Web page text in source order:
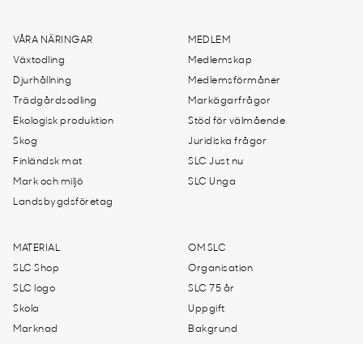
VÅRA NÄRINGAR
Växtodling
Djurhållning
Trädgårdsodling
Ekologisk produktion
Skog
Finländsk mat
Mark och miljö
Landsbygdsföretag
MEDLEM
Medlemskap
Medlemsförmåner
Markägarfrågor
Stöd för välmående
Juridiska frågor
SLC Just nu
SLC Unga
MATERIAL
SLC Shop
SLC logo
Skola
Marknad
OM SLC
Organisation
SLC 75 år
Uppgift
Bakgrund